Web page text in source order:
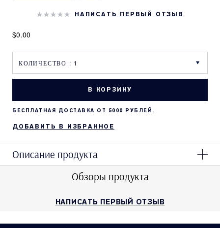
НАПИСАТЬ ПЕРВЫЙ ОТЗЫВ
$0.00
В КОРЗИНУ
БЕСПЛАТНАЯ ДОСТАВКА ОТ 5000 РУБЛЕЙ.
ДОБАВИТЬ В ИЗБРАННОЕ
Описание продукта
Обзоры продукта
НАПИСАТЬ ПЕРВЫЙ ОТЗЫВ